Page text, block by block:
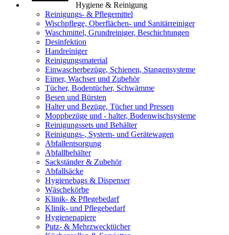
Hygiene & Reinigung
Reinigungs- & Pflegemittel
Wischpflege, Oberflächen- und Sanitärreiniger
Waschmittel, Grundreiniger, Beschichtungen
Desinfektion
Handreiniger
Reinigungsmaterial
Einwascherbezüge, Schienen, Stangensysteme
Eimer, Wachser und Zubehör
Tücher, Bodentücher, Schwämme
Besen und Bürsten
Halter und Bezüge, Tücher und Pressen
Moppbezüge und - halter, Bodenwischsysteme
Reinigungssets und Behälter
Reinigungs-, System- und Gerätewagen
Abfallentsorgung
Abfallbehälter
Sackständer & Zubehör
Abfallsäcke
Hygienebags & Dispenser
Wäschekörbe
Klinik- & Pflegebedarf
Klinik- und Pflegebedarf
Hygienepapiere
Putz- & Mehrzwecktücher